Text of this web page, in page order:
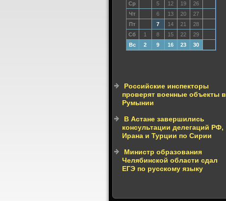
Ср
5 12 19
26
Чт
6 13 20
27
Пт
7 14 21
28
Сб
1 8 15 22
29
Вс
2 9 16 23 30
Российские инспекторы
проверят военные объекты в
Румынии
В Астане завершились
консультации делегаций РФ,
Ирана и Турции по Сирии
Министр образования
Челябинской области сдал
ЕГЭ по русскому языку